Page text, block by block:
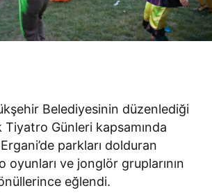
Belediyesinin düzenlediği
Tiyatro Günleri kapsamında
parkları dolduran
ve jonglör gruplarının
eğlendi.